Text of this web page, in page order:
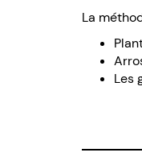
La
Les